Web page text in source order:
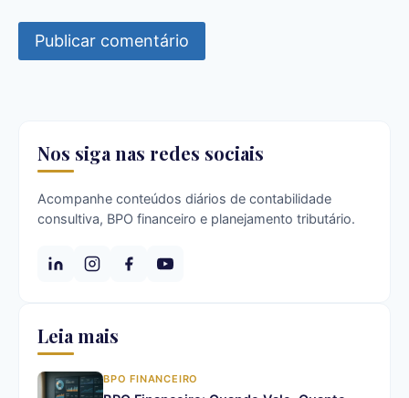
Nos siga nas redes sociais
Acompanhe conteúdos diários de contabilidade
consultiva, BPO financeiro e planejamento tributário.
Leia mais
BPO FINANCEIRO